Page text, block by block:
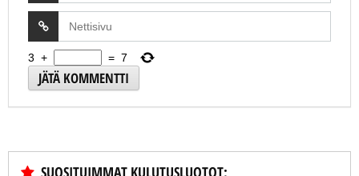
3 + = 7
SUOSITUIMMAT KULUTUSLUOTOT: